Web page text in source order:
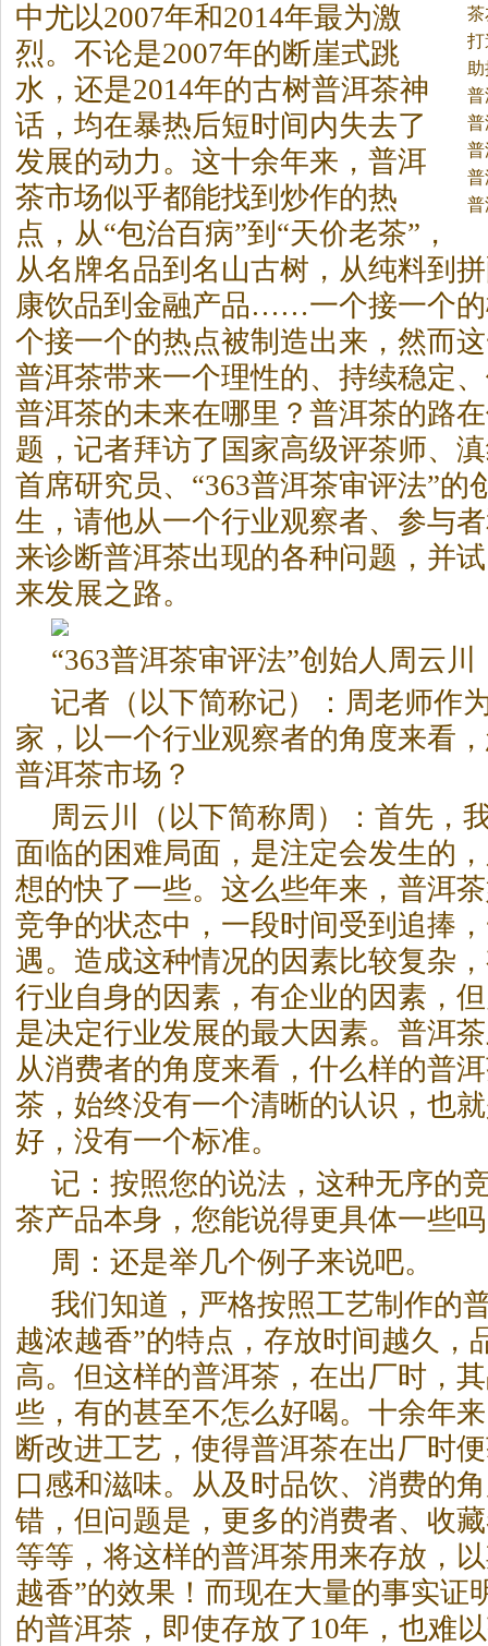
茶
用
中尤以2007年和2014年最为激
烈。 不论是2007年的断崖式跳
水，还是2014年的古树普洱茶神
话，均在暴热后短时间内失去了
发展的动力。这十余年来， 普洱
茶市场似乎都能找到炒作的热
点，从“包治百病”到“天价老茶”，
从名牌名品到名山古树，从纯料到
康饮品到金融产品……一个接一个
个接一个的热点被制造出来，然而
普洱茶带来一个理性的、持续稳定
普洱茶的未来在哪里？ 普洱茶的路
题，记者拜访了国家高级评茶师、
首席研究员、“363普洱茶审评法”的
生，请他从一个行业观察者、参与
来诊断普洱茶出现的各种问题，并
来发展之路。
“363普洱茶审评法”创始人周云川
记者（以下简称记）：周老师作
家，以一个行业观察者的角度来看
普洱茶市场？
周云川（以下简称周）：首先，
面临的困难局面，是注定会发生的
想的快了一些。这么些年来， 普洱茶
竞争的状态中，一段时间受到追捧
遇。造成这种情况的因素比较复杂
行业自身的因素，有企业的因素，
是决定行业发展的最大因素。 普洱茶
从消费者的角度来看，什么样的普
茶 ，始终没有一个清晰的认识，也
好，没有一个标准。
记：按照您的说法，这种无序的
茶产品本身，您能说得更具体一些
周：还是举几个例子来说吧。
我们知道，严格按照工艺制作的
越浓越香”的特点，存放时间越久，
高。但这样的普洱茶 ，在出厂时，
些，有的甚至不怎么好喝。十余年
断改进工艺，使得普洱茶在出厂时
口感和滋味。从及时品饮、消费的
错，但问题是，更多的消费者、收
等等，将这样的普洱茶用来存放，
越香”的效果！而现在大量的事实证
的普洱茶 ，即使存放了10年，也难